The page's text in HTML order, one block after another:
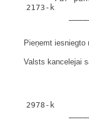
2173-k
Pieņemt iesniegto
Valsts kancelejai
Par
2978-k